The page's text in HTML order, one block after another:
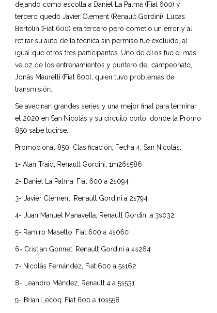
dejando como escolta a Daniel La Palma (Fiat 600) y
tercero quedó Javier Clement (Renault Gordini). Lucas
Bertolín (Fiat 600) era tercero pero cometió un error y al
retirar su auto de la técnica sin permiso fue excluido, al
igual que otros tres participantes. Uno de ellos fue el más
veloz de los entrenamientos y puntero del campeonato,
Jonás Maurelli (Fiat 600), quien tuvo problemas de
transmisión.
Se avecinan grandes series y una mejor final para terminar
el 2020 en San Nicolás y su circuito corto, donde la Promo
850 sabe lucirse.
Promocional 850, Clasificación, Fecha 4, San Nicolás:
1- Alan Traid, Renault Gordini, 1m26s586
2- Daniel La Palma, Fiat 600 a 2s094
3- Javier Clement, Renault Gordini a 2s794
4- Juan Manuel Manavella, Renault Gordini a 3s032
5- Ramiro Masello, Fiat 600 a 4s060
6- Cristian Gonnet, Renault Gordini a 4s264
7- Nicolás Fernández, Fiat 600 a 5s162
8- Leandro Méndez, Renault 4 a 5s531
9- Brian Lecoq, Fiat 600 a 10s558